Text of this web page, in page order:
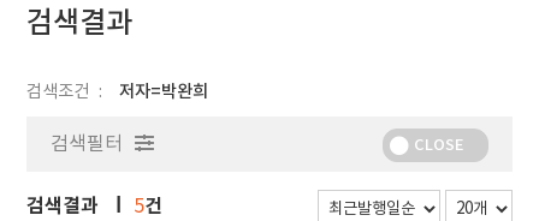
검색결과
검색조건 저자=박완희
검색필터 CLOSE
검색결과 5건